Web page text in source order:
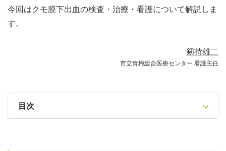
今回はクモ膜下出血の検査・治療・看護について解説しま
す。
剱持雄二
市立青梅総合医療センター 看護主任
目次